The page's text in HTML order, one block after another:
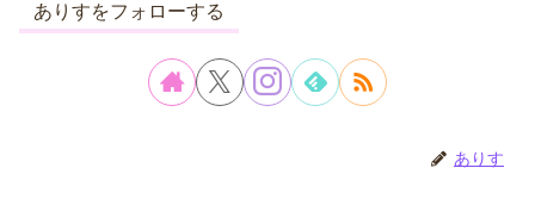
ありすをフォローする
ありす